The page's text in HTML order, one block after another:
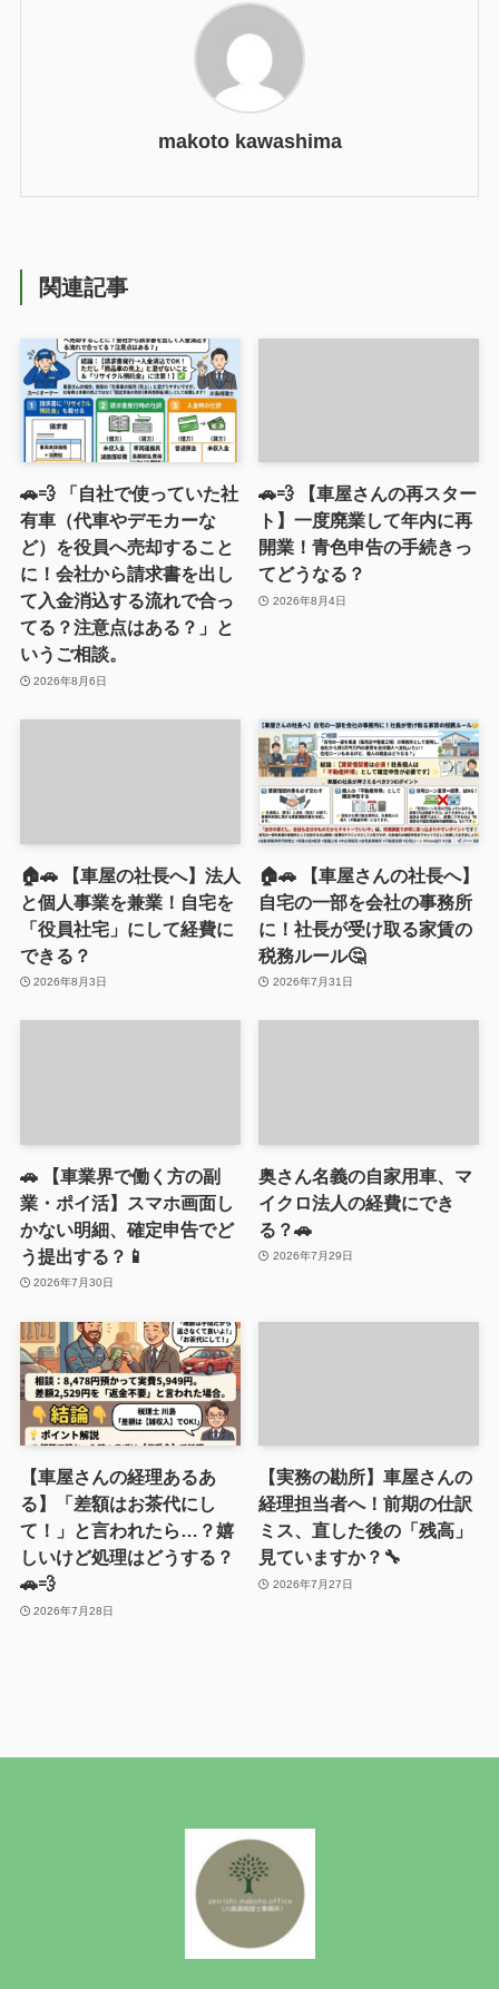
makoto kawashima
関連記事
🚗💨 「自社で使っていた社
有車（代車やデモカーな
ど）を役員へ売却すること
に！会社から請求書を出し
て入金消込する流れで合っ
てる？注意点はある？」と
いうご相談。
2026年8月6日
🚗💨 【車屋さんの再スター
ト】一度廃業して年内に再
開業！青色申告の手続きっ
てどうなる？
2026年8月4日
🏠🚗 【車屋の社長へ】法人
と個人事業を兼業！自宅を
「役員社宅」にして経費に
できる？
2026年8月3日
🏠🚗 【車屋さんの社長へ】
自宅の一部を会社の事務所
に！社長が受け取る家賃の
税務ルール🤔
2026年7月31日
🚗 【車業界で働く方の副
業・ポイ活】スマホ画面し
かない明細、確定申告でど
う提出する？📱
2026年7月30日
奥さん名義の自家用車、マ
イクロ法人の経費にでき
る？🚗
2026年7月29日
【車屋さんの経理あるあ
る】「差額はお茶代にし
て！」と言われたら…？嬉
しいけど処理はどうする？
🚗💨
2026年7月28日
【実務の勘所】車屋さんの
経理担当者へ！前期の仕訳
ミス、直した後の「残高」
見ていますか？🔧
2026年7月27日